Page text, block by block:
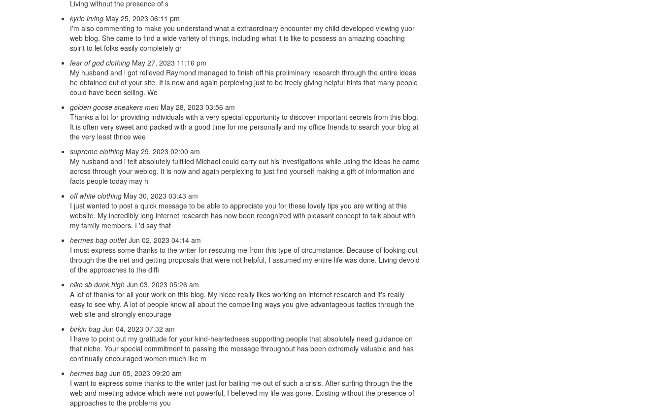
Living without the presence of s
kyrie irving May 25, 2023 06:11 pm
I'm also commenting to make you understand what a extraordinary encounter my child developed viewing yuor
web blog. She came to find a wide variety of things, including what it is like to possess an amazing coaching
spirit to let folks easily completely gr
fear of god clothing May 27, 2023 11:16 pm
My husband and i got relieved Raymond managed to finish off his preliminary research through the entire ideas
he obtained out of your site. It is now and again perplexing just to be freely giving helpful hints that many people
could have been selling. We
golden goose sneakers men May 28, 2023 03:56 am
Thanks a lot for providing individuals with a very special opportunity to discover important secrets from this blog.
It is often very sweet and packed with a good time for me personally and my office friends to search your blog at
the very least thrice wee
supreme clothing May 29, 2023 02:00 am
My husband and i felt absolutely fulfilled Michael could carry out his investigations while using the ideas he came
across through your weblog. It is now and again perplexing to just find yourself making a gift of information and
facts people today may h
off white clothing May 30, 2023 03:43 am
I just wanted to post a quick message to be able to appreciate you for these lovely tips you are writing at this
website. My incredibly long internet research has now been recognized with pleasant concept to talk about with
my family members. I 'd say that
hermes bag outlet Jun 02, 2023 04:14 am
I must express some thanks to the writer for rescuing me from this type of circumstance. Because of looking out
through the the net and getting proposals that were not helpful, I assumed my entire life was done. Living devoid
of the approaches to the diffi
nike sb dunk high Jun 03, 2023 05:26 am
A lot of thanks for all your work on this blog. My niece really likes working on internet research and it's really
easy to see why. A lot of people know all about the compelling ways you give advantageous tactics through the
web site and strongly encourage
birkin bag Jun 04, 2023 07:32 am
I have to point out my gratitude for your kind-heartedness supporting people that absolutely need guidance on
that niche. Your special commitment to passing the message throughout has been extremely valuable and has
continually encouraged women much like m
hermes bag Jun 05, 2023 09:20 am
I want to express some thanks to the writer just for bailing me out of such a crisis. After surfing through the the
web and meeting advice which were not powerful, I believed my life was gone. Existing without the presence of
approaches to the problems you